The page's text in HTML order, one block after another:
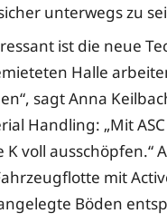
unterwegs zu
ist die neue
Halle
sagt Anna
Handling: „Mit
K voll ausschöpfen.“
mit
Böden